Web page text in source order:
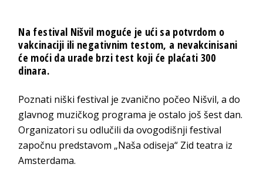
Na festival Nišvil moguće je ući sa potvrdom o
vakcinaciji ili negativnim testom, a nevakcinisani
će moći da urade brzi test koji će plaćati 300
dinara.
Poznati niški festival je zvanično počeo Nišvil, a do
glavnog muzičkog programa je ostalo još šest dan.
Organizatori su odlučili da ovogodišnji festival
započnu predstavom „Naša odiseja“ Zid teatra iz
Amsterdama.